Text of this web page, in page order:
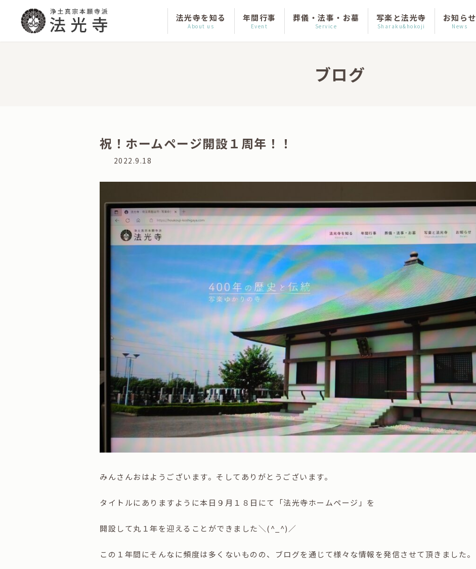
法光寺を知る
About us
年間行事
Event
葬儀・法事・お墓
Service
写楽と法光寺
Sharaku&hokoji
お知らせ
News
ブログ
祝！ホームページ開設１周年！！
最
更
日
時
:
2022.9.18
みんさんおはようございます。そしてありがとうございます。
タイトルにありますように本日９月１８日にて「法光寺ホームページ」を
開設して丸１年を迎えることができました＼(^_^)／
この１年間にそんなに頻度は多くないものの、ブログを通じて様々な情報を発信させて頂きました。